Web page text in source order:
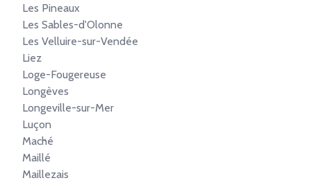
Les Pineaux
Les Sables-d'Olonne
Les Velluire-sur-Vendée
Liez
Loge-Fougereuse
Longèves
Longeville-sur-Mer
Luçon
Maché
Maillé
Maillezais